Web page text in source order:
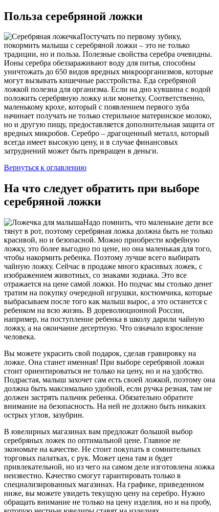
Польза серебряной ложки
Постучать по первому зубику,
покормить малыша с серебряной ложки – это не только
традиции, но и польза. Полезные свойства серебра очевидны.
Ионы серебра обеззараживают воду для питья, способны
уничтожать до 650 видов вредных микроорганизмов, которые
могут вызывать кишечные расстройства. Еда серебряной
ложкой полезна для организма. Если на дно кувшина с водой
положить серебряную ложку или монетку. Соответственно,
маленькому крохе, который с появлением первого зуба
начинает получать не только стерильное материнское молоко,
но и другую пищу, предоставляется дополнительная защита от
вредных микробов. Серебро – драгоценный металл, который
всегда имеет высокую цену, и в случае финансовых
затруднений может быть превращен в деньги.
Вернуться к оглавлению
На что следует обратить при выборе
серебряной ложки
Надо помнить, что маленькие дети все
тянут в рот, поэтому серебряная ложка должна быть не только
красивой, но и безопасной. Можно приобрести кофейную
ложку, это более выгодно по цене, но она маленькая для того,
чтобы накормить ребенка. Поэтому лучше всего выбирать
чайную ложку. Сейчас в продаже много красивых ложек, с
изображением животных, со знаками зодиака. Это все
отражается на цене самой ложки. Но подчас мы столько денег
тратим на покупку очередной игрушки, костюмчика, которые
выбрасываем после того как малыш вырос, а это останется с
ребенком на всю жизнь. В дореволюционной России,
например, на поступление ребенка в школу дарили чайную
ложку, а на окончание десертную. Что означало взросление
человека.
Вы можете украсить свой подарок, сделав гравировку на
ложке. Она станет именная! При выборе серебряной ложки
стоит ориентироваться не только на цену, но и на удобство.
Подрастая, малыш захочет сам есть своей ложкой, поэтому она
должна быть максимально удобной, если ручка резная, там не
должен застрять пальчик ребенка. Обязательно обратите
внимание на безопасность. На ней не должно быть никаких
острых углов, зазубрин.
В ювелирных магазинах вам предложат большой выбор
серебряных ложек по оптимальной цене. Главное не
экономьте на качестве. Не стоит покупать в сомнительных
торговых палатках, с рук. Может цена там и будет
привлекательной, но из чего на самом деле изготовлена ложка
неизвестно. Качество смогут гарантировать только в
специализированных магазинах. На графике, приведенном
ниже, вы можете увидеть текущую цену на серебро. Нужно
обращать внимание не только на цену изделия, но и на пробу,